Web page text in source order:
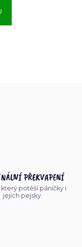
PŘEKVAPENÍ
který potěší páníčky i
jejich pejsky.